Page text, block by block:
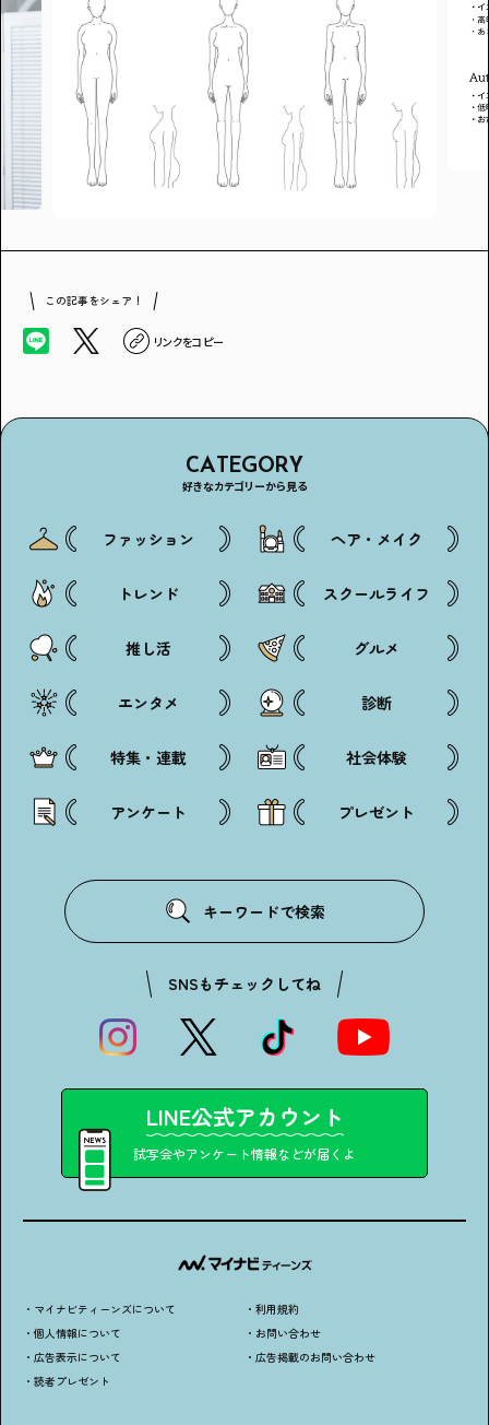
この記事をシェア！
リンクをコピー
CATEGORY
好きなカテゴリーから見る
ファッション ヘア・メイク
トレンド スクールライフ
推し活 グルメ
エンタメ 診断
特集・連載 社会体験
アンケート プレゼント
キーワードで検索
SNSもチェックしてね
LINE公式アカウント
試写会やアンケート情報などが届くよ
・マイナビティーンズについて
・個人情報について
・広告表示について
・読者プレゼント
・利用規約
・お問い合わせ
・広告掲載のお問い合わせ